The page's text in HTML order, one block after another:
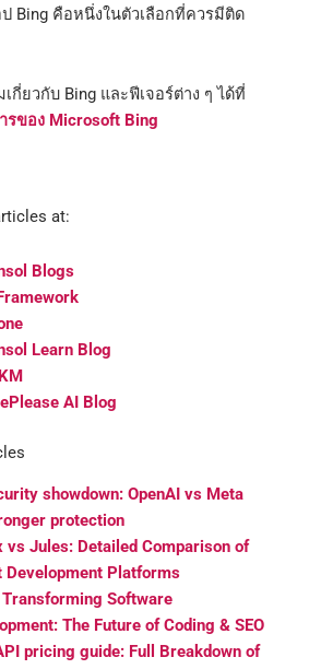
Bing คือหนึ่งในตัวเลือกที่ควรมีติด
เกี่ยวกับ Bing และฟีเจอร์ต่าง ๆ ได้ที่
รของ Microsoft Bing
at:
Blogs
Learn Blog
AI Blog
showdown: OpenAI vs Meta
protection
vs Jules: Detailed Comparison of
Development Platforms
Software
The Future of Coding & SEO
pricing guide: Full Breakdown of